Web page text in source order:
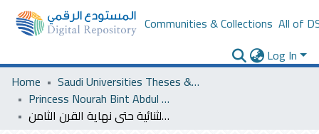
Communities & Collections All of
Log In
Home
Saudi Universities Theses & Dissertations
Princess Nourah Bint Abdul Rahman University
مسائل الخلاف في حروف المعاني الأحادية والثنائية حتى نهاية القرن الثامن